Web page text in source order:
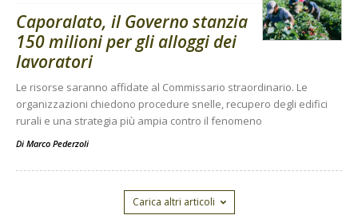
Caporalato, il Governo stanzia
150 milioni per gli alloggi dei
lavoratori
Le risorse saranno affidate al Commissario straordinario. Le
organizzazioni chiedono procedure snelle, recupero degli edifici
rurali e una strategia più ampia contro il fenomeno
Di Marco Pederzoli
Carica altri articoli